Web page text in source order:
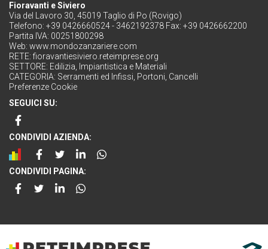
Fioravanti e Siviero
Via del Lavoro 30, 45019 Taglio di Po (Rovigo)
Telefono: +39 0426660524 - 3462192378 Fax: +39 0426662200
Partita IVA: 00251800298
Web: www.mondozanzariere.com
RETE: fioravantiesiviero.reteimprese.org
SETTORE: Edilizia, Impiantistica e Materiali
CATEGORIA: Serramenti ed Infissi, Portoni, Cancelli
Preferenze Cookie
SEGUICI SU:
CONDIVIDI AZIENDA:
CONDIVIDI PAGINA: